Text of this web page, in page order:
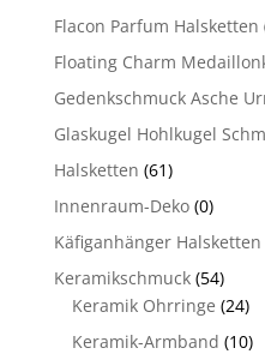
Flacon Parfum Halsketten
Floating Charm
Gedenkschmuck Asche
Glaskugel Hohlkugel
Halsketten (61)
Innenraum-Deko (0)
Käfiganhänger Halsketten
Keramikschmuck (54)
Keramik Ohrringe (24)
Keramik-Armband (10)